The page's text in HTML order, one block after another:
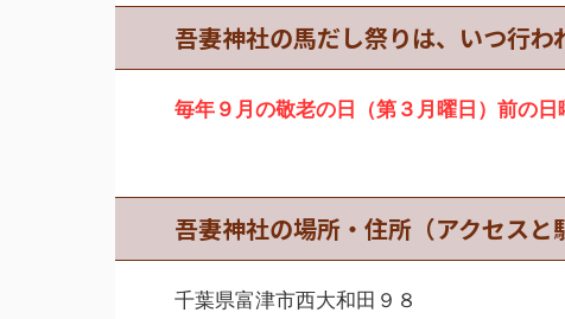
吾妻神社の馬だし祭りは、いつ行わ
毎年９月の敬老の日（第３月曜日）前の日
吾妻神社の場所・住所（アクセスと
千葉県富津市西大和田９８